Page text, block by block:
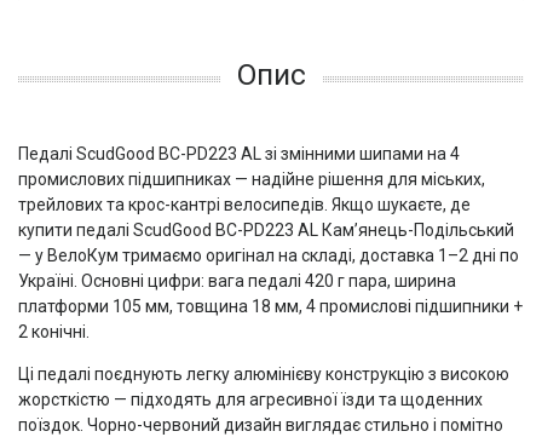
Опис
Педалі ScudGood BC-PD223 AL зі змінними шипами на 4
промислових підшипниках — надійне рішення для міських,
трейлових та крос-кантрі велосипедів. Якщо шукаєте, де
купити педалі ScudGood BC-PD223 AL Кам’янець-Подільський
— у ВелоКум тримаємо оригінал на складі, доставка 1–2 дні по
Україні. Основні цифри: вага педалі 420 г пара, ширина
платформи 105 мм, товщина 18 мм, 4 промислові підшипники +
2 конічні.
Ці педалі поєднують легку алюмінієву конструкцію з високою
жорсткістю — підходять для агресивної їзди та щоденних
поїздок. Чорно-червоний дизайн виглядає стильно і помітно